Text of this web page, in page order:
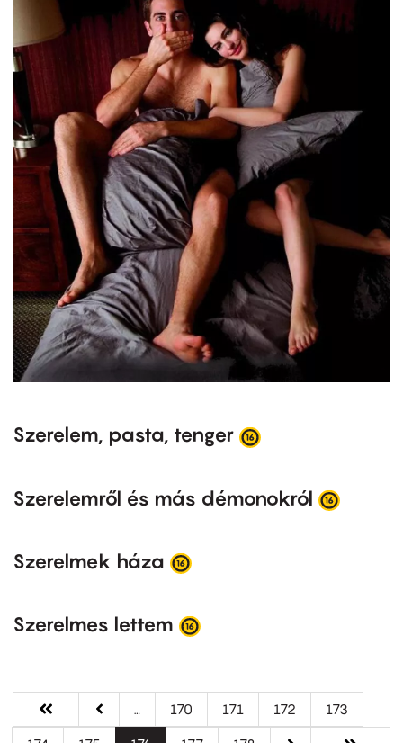
Szerelem, pasta, tenger
Szerelemről és más démonokról
Szerelmek háza
Szerelmes lettem
Oldalszámozás
Első
oldal
« Első
Előző
oldal
‹‹ … Oldal
170 Oldal
171 Oldal
172 Oldal
173